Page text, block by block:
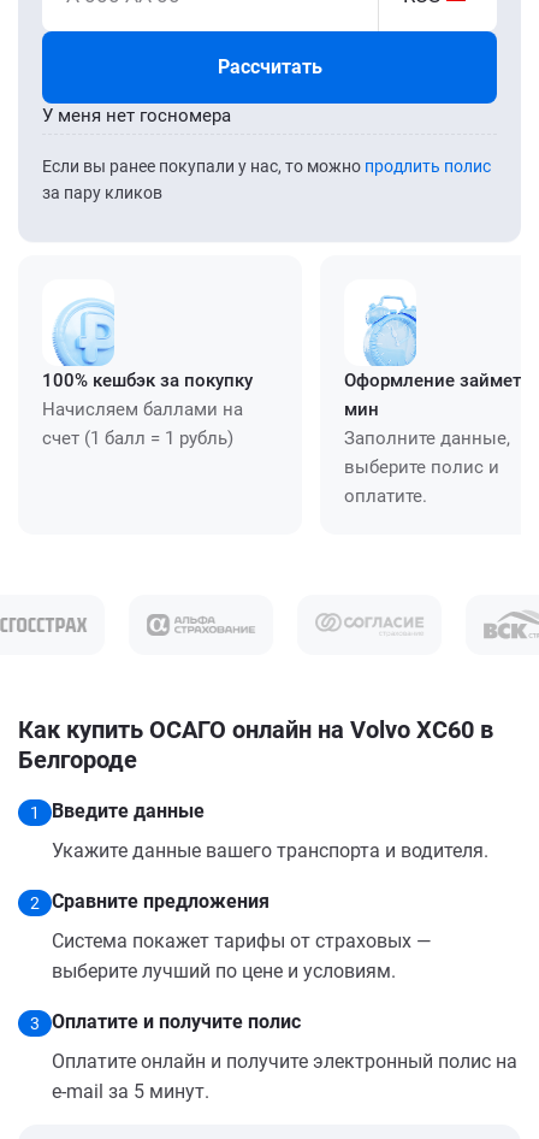
Рассчитать
Если вы ранее покупали у нас, то можно продлить полис
за пару кликов
У меня нет госномера
100% кешбэк за покупку
Начисляем баллами на
счет (1 балл = 1 рубль)
Оформление займет
мин
Заполните данные,
выберите полис и
оплатите.
Как купить ОСАГО онлайн на Volvo XC60 в
Белгороде
1
Введите данные
Укажите данные вашего транспорта и водителя.
2
Сравните предложения
Система покажет тарифы от страховых —
выберите лучший по цене и условиям.
3
Оплатите и получите полис
Оплатите онлайн и получите электронный полис на
e-mail за 5 минут.